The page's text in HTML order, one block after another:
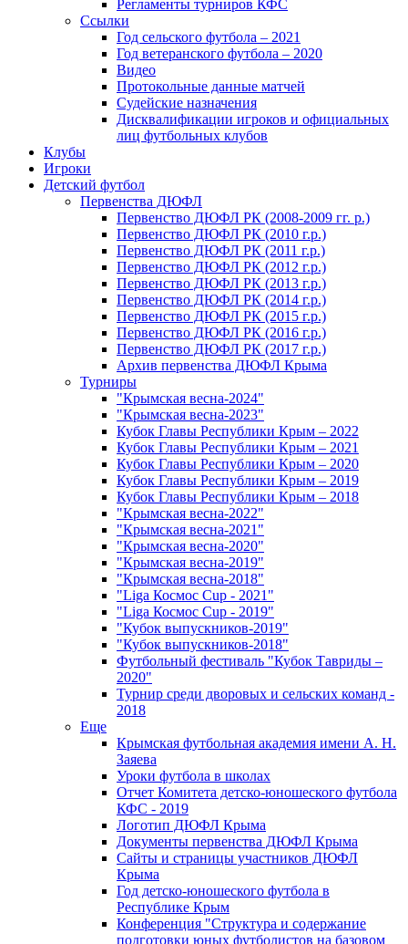
Регламенты турниров КФС
Ссылки
Год сельского футбола – 2021
Год ветеранского футбола – 2020
Видео
Протокольные данные матчей
Судейские назначения
Дисквалификации игроков и официальных
лиц футбольных клубов
Клубы
Игроки
Детский футбол
Первенства ДЮФЛ
Первенство ДЮФЛ РК (2008-2009 гг. р.)
Первенство ДЮФЛ РК (2010 г.р.)
Первенство ДЮФЛ РК (2011 г.р.)
Первенство ДЮФЛ РК (2012 г.р.)
Первенство ДЮФЛ РК (2013 г.р.)
Первенство ДЮФЛ РК (2014 г.р.)
Первенство ДЮФЛ РК (2015 г.р.)
Первенство ДЮФЛ РК (2016 г.р.)
Первенство ДЮФЛ РК (2017 г.р.)
Архив первенства ДЮФЛ Крыма
Турниры
"Крымская весна-2024"
"Крымская весна-2023"
Кубок Главы Республики Крым – 2022
Кубок Главы Республики Крым – 2021
Кубок Главы Республики Крым – 2020
Кубок Главы Республики Крым – 2019
Кубок Главы Республики Крым – 2018
"Крымская весна-2022"
"Крымская весна-2021"
"Крымская весна-2020"
"Крымская весна-2019"
"Крымская весна-2018"
"Liga Космос Cup - 2021"
"Liga Космос Cup - 2019"
"Кубок выпускников-2019"
"Кубок выпускников-2018"
Футбольный фестиваль "Кубок Тавриды –
2020"
Турнир среди дворовых и сельских команд -
2018
Еще
Крымская футбольная академия имени А. Н.
Заяева
Уроки футбола в школах
Отчет Комитета детско-юношеского футбола
КФС - 2019
Логотип ДЮФЛ Крыма
Документы первенства ДЮФЛ Крыма
Сайты и страницы участников ДЮФЛ
Крыма
Год детско-юношеского футбола в
Республике Крым
Конференция "Структура и содержание
подготовки юных футболистов на базовом